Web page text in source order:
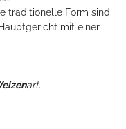
traditionelle Form sind
mit einer
art.